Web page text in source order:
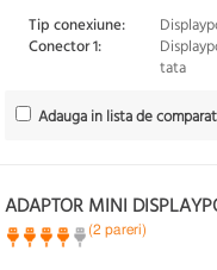
Tip conexiune:
Conector 1:
tata
Adauga in lista de
ADAPTOR MINI
(2 pareri)